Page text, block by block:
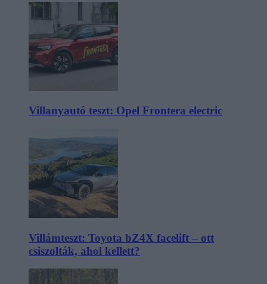
Villanyautó teszt: Opel Frontera electric
Villámteszt: Toyota bZ4X facelift – ott
csiszolták, ahol kellett?